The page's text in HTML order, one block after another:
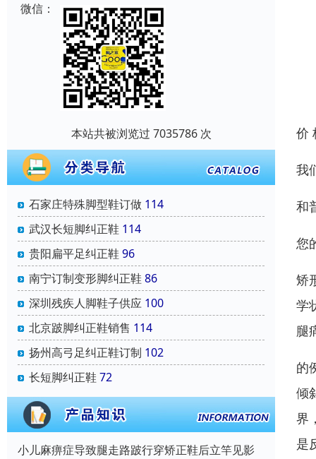
微信：
本站共被浏览过 7035786 次
石家庄特殊脚型鞋订做 114
武汉长短脚纠正鞋 114
贵阳扁平足纠正鞋 96
南宁订制变形脚纠正鞋 86
深圳残疾人脚鞋子供应 100
北京跛脚纠正鞋销售 114
扬州高弓足纠正鞋订制 102
长短脚纠正鞋 72
小儿麻痹症导致腿走路跛行穿矫正鞋后立竿见影
价
我
和
您
矫
学
腿
的
倾
界
是